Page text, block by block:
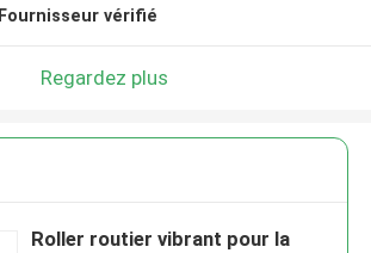
Fournisseur vérifié
Regardez plus
Roller routier vibrant pour la